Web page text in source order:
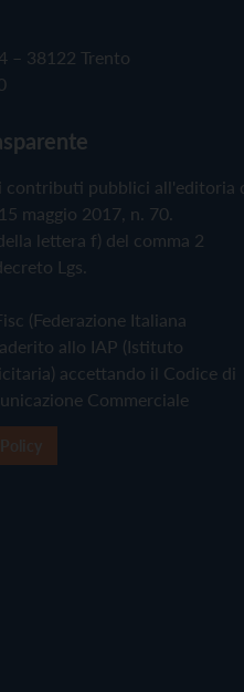
– 38122 Trento
contributi pubblici all'editoria
maggio 2017, n. 70.
lettera f) del comma 2
Lgs.
(Federazione Italiana
allo IAP (Istituto
accettando il Codice di
Commerciale